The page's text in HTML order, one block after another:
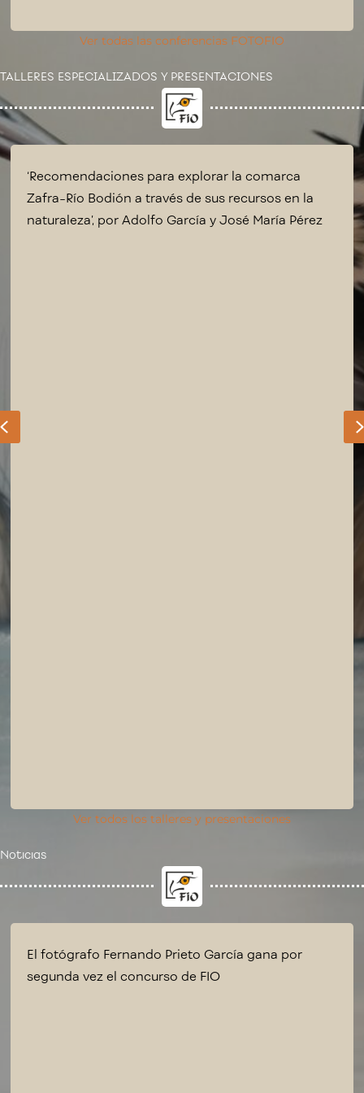
Ver todas las conferencias FOTOFIO
TALLERES ESPECIALIZADOS Y PRESENTACIONES
‘Recomendaciones para explorar la comarca
Zafra-Río Bodión a través de sus recursos en la
naturaleza’, por Adolfo García y José María Pérez
Previous
Ver todos los talleres y presentaciones
Noticias
El fotógrafo Fernando Prieto García gana por
segunda vez el concurso de FIO